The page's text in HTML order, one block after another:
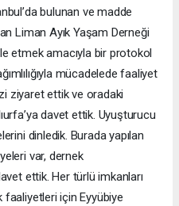
bulunan ve madde
Liman Ayık Yaşam Derneği
etmek amacıyla bir protokol
mücadelede faaliyet
ziyaret ettik ve oradaki
davet ettik. Uyuşturucu
dinledik. Burada yapılan
var, dernek
ettik. Her türlü imkanları
faaliyetleri için Eyyübiye